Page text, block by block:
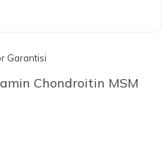
Garantisi
Chondroitin MSM